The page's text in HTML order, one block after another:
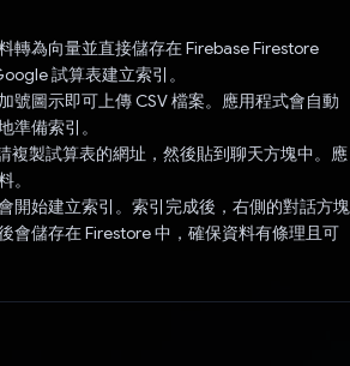
轉為向量並直接儲存在 Firebase Firestore
試算表建立索引。
號圖示即可上傳 CSV 檔案。應用程式會自動
準備索引。
複製試算表的網址，然後貼到聊天方塊中。應
。
開始建立索引。索引完成後，右側的對話方塊
會儲存在 Firestore 中，確保資料有條理且可